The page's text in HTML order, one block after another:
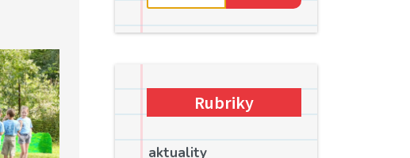
Rubriky
aktuality